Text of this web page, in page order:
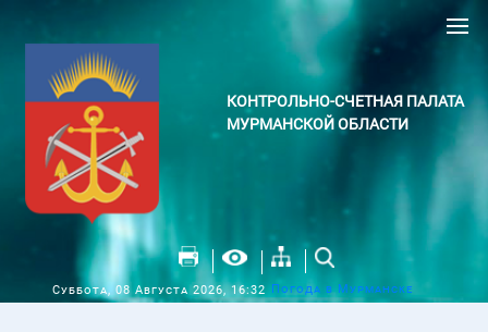
КОНТРОЛЬНО-СЧЕТНАЯ ПАЛАТА
МУРМАНСКОЙ ОБЛАСТИ
Суббота, 08 Августа 2026, 16:32 Погода в Мурманске